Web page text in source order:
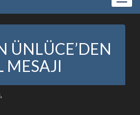
ÜNLÜCE’DEN
MESAJI